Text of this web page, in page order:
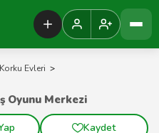
Korku Evleri >
Oyunu Merkezi
Kaydet